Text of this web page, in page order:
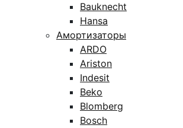
Bauknecht
Hansa
Амортизаторы
ARDO
Ariston
Indesit
Beko
Blomberg
Bosch